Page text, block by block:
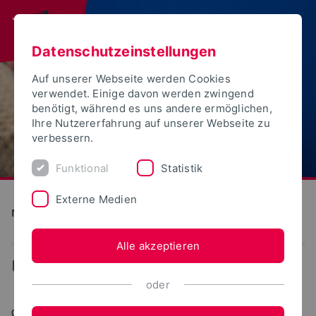
Medien und Kultur
... Aktuelles
04.11.2024
Datenschutzeinstellungen
Auf unserer Webseite werden Cookies
verwendet. Einige davon werden zwingend
benötigt, während es uns andere ermöglichen,
Ihre Nutzererfahrung auf unserer Webseite zu
verbessern.
Funktional Statistik
Externe Medien
Alle akzeptieren
oder